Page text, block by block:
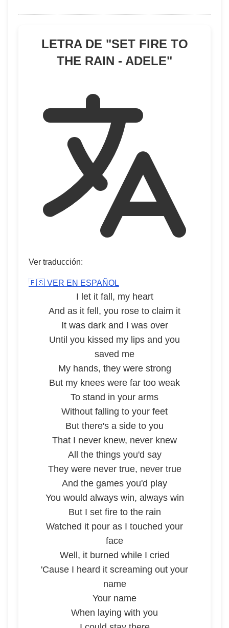
LETRA DE "SET FIRE TO
THE RAIN - ADELE"
Ver traducción:
🇪🇸 VER EN ESPAÑOL
I let it fall, my heart
And as it fell, you rose to claim it
It was dark and I was over
Until you kissed my lips and you
saved me
My hands, they were strong
But my knees were far too weak
To stand in your arms
Without falling to your feet
But there's a side to you
That I never knew, never knew
All the things you'd say
They were never true, never true
And the games you'd play
You would always win, always win
But I set fire to the rain
Watched it pour as I touched your
face
Well, it burned while I cried
'Cause I heard it screaming out your
name
Your name
When laying with you